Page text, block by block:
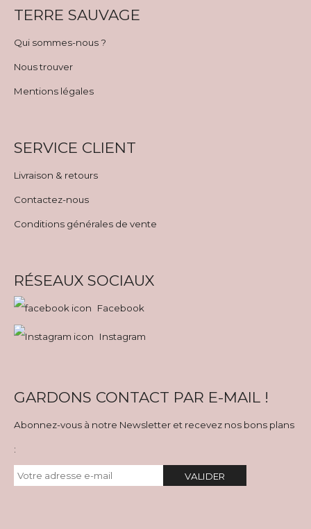
TERRE SAUVAGE
Qui sommes-nous ?
Nous trouver
Mentions légales
SERVICE CLIENT
Livraison & retours
Contactez-nous
Conditions générales de vente
RÉSEAUX SOCIAUX
Facebook
Instagram
GARDONS CONTACT PAR E-MAIL !
Abonnez-vous à notre Newsletter et recevez nos bons plans
:
VALIDER